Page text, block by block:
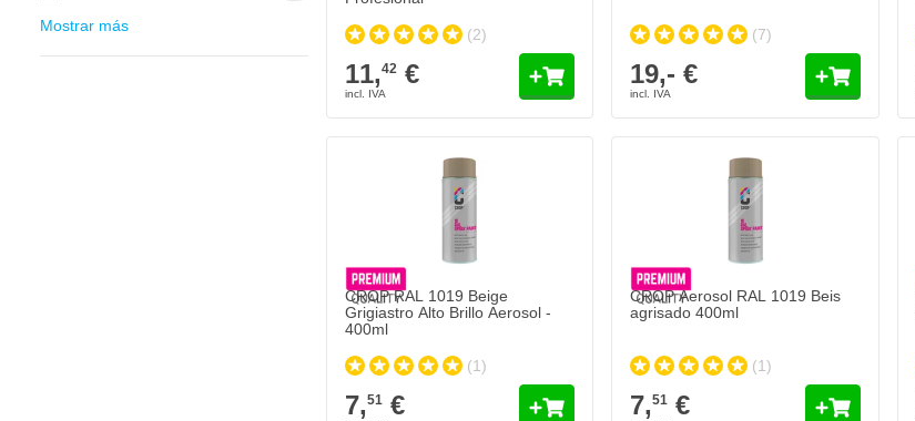
Mostrar más (2)
11,42€
(7)
19,- €
CROP RAL 1019 Beige
Grigiastro Alto Brillo Aerosol -
400ml
(1)
7,51€
Se envía hoy
CROP Aerosol RAL 1019 Beis
agrisado 400ml
(1)
7,51 €